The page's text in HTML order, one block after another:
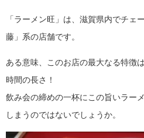
「ラーメン旺」は、滋賀県内でチェ
藤」系の店舗です。
ある意味、このお店の最大なる特徴
時間の長さ！
飲み会の締めの一杯にこの旨いラー
しまうのではないでしょうか。